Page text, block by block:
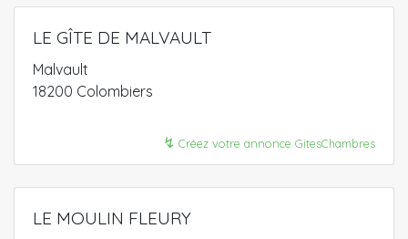
LE GÎTE DE MALVAULT
Malvault
18200 Colombiers
↯ Créez votre annonce GitesChambres
LE MOULIN FLEURY